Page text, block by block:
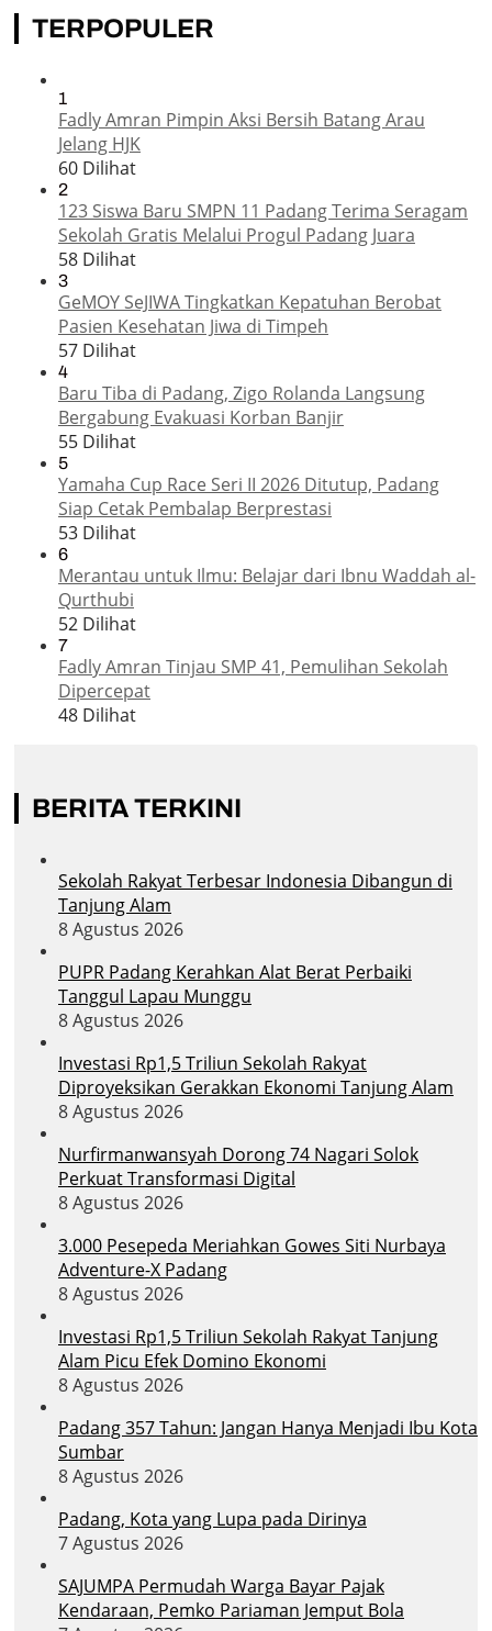
TERPOPULER
1
Fadly Amran Pimpin Aksi Bersih Batang Arau
Jelang HJK
60 Dilihat
2
123 Siswa Baru SMPN 11 Padang Terima Seragam
Sekolah Gratis Melalui Progul Padang Juara
58 Dilihat
3
GeMOY SeJIWA Tingkatkan Kepatuhan Berobat
Pasien Kesehatan Jiwa di Timpeh
57 Dilihat
4
Baru Tiba di Padang, Zigo Rolanda Langsung
Bergabung Evakuasi Korban Banjir
55 Dilihat
5
Yamaha Cup Race Seri II 2026 Ditutup, Padang
Siap Cetak Pembalap Berprestasi
53 Dilihat
6
Merantau untuk Ilmu: Belajar dari Ibnu Waddah al-
Qurthubi
52 Dilihat
7
Fadly Amran Tinjau SMP 41, Pemulihan Sekolah
Dipercepat
48 Dilihat
BERITA TERKINI
Sekolah Rakyat Terbesar Indonesia Dibangun di
Tanjung Alam
8 Agustus 2026
PUPR Padang Kerahkan Alat Berat Perbaiki
Tanggul Lapau Munggu
8 Agustus 2026
Investasi Rp1,5 Triliun Sekolah Rakyat
Diproyeksikan Gerakkan Ekonomi Tanjung Alam
8 Agustus 2026
Nurfirmanwansyah Dorong 74 Nagari Solok
Perkuat Transformasi Digital
8 Agustus 2026
3.000 Pesepeda Meriahkan Gowes Siti Nurbaya
Adventure-X Padang
8 Agustus 2026
Investasi Rp1,5 Triliun Sekolah Rakyat Tanjung
Alam Picu Efek Domino Ekonomi
8 Agustus 2026
Padang 357 Tahun: Jangan Hanya Menjadi Ibu Kota
Sumbar
8 Agustus 2026
Padang, Kota yang Lupa pada Dirinya
7 Agustus 2026
SAJUMPA Permudah Warga Bayar Pajak
Kendaraan, Pemko Pariaman Jemput Bola